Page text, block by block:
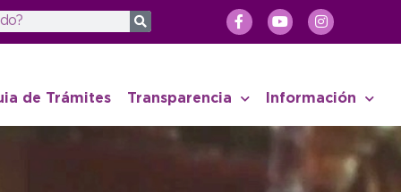
de Trámites Transparencia Información